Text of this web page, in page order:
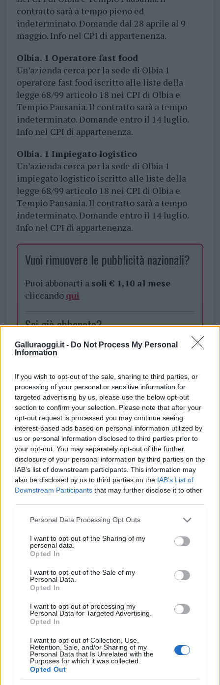
Galluraoggi.it - Do Not Process My Personal
Information
If you wish to opt-out of the sale, sharing to third parties, or
processing of your personal or sensitive information for
targeted advertising by us, please use the below opt-out
section to confirm your selection. Please note that after your
opt-out request is processed you may continue seeing
interest-based ads based on personal information utilized by
us or personal information disclosed to third parties prior to
your opt-out. You may separately opt-out of the further
disclosure of your personal information by third parties on the
IAB’s list of downstream participants. This information may
also be disclosed by us to third parties on the IAB’s List of
Downstream Participants that may further disclose it to other
Please note that this website/app uses one or more Google
not limited to your visit or usage behaviour. You may click to
grant or deny consent to Google and its third-party tags to
use your data for below specified purposes in below Google
consent section.
Personal Data Processing Opt Outs
I want to opt-out of the Sharing of my
personal data.
Opted In
I want to opt-out of the Sale of my
Personal Data.
Opted In
I want to opt-out of processing my
Personal Data for Targeted Advertising.
Opted In
I want to opt-out of Collection, Use,
Retention, Sale, and/or Sharing of my
Personal Data that Is Unrelated with the
Purposes for which it was collected.
Opted Out
contratto sarà a tempo pieno ed
indeterminato. Domande dal 28 aprile al 9
maggio. Info nel CPI di appartenenza.
Olbia. 1 Operatore fast food
Un’azienda cerca per la sede di Olbia 1
operatore fast food iscritto alle liste della
legge 68/99 articolo 18 nei CPI di Olbia e
Tempio Pausania. Il contratto sarà a tempo
indeterminato. Domande entro il 14 luglio.
Info nel CPI di appartenenza.
Olbia. 1 Impiegato logistico
Un’azienda cerca per la sede di Olbia 1
impiegato logistico iscritto alle liste della
legge 68/99 articolo 18 nei CPI di Olbia e
Tempio Pausania. Il contratto sarà a tempo
indeterminato. Domande entro il 14 luglio.
Info nel CPI di appartenenza.
Vuoi rimuovere le pubblicità nazionali?
Puoi abbonarti a soli € 1,10 al mese
cliccando qui
Sei già abbonato?
Puoi effettuare l'accesso andando nella
cliccandoqui
TEMI: Cerco Lavoro
Cerco Lavoro Olbia
Lavoro Olbia
Notizie Olbia
Notizie Sardegna
Offerte Lavoro
Offerte Lavoro Olbia
Offerte Lavoro Sardegna
Condividi l'articolo
F
a
ce
b
o
o
k
T
w
it
te
r
Pi
n
te
re
W
h
at
s
p
S
h
a
re
Articolo precedente
Prossimo articolo
NOTIZIE RECENTI
Controlli all’aeroporto di Olbia, sequestrati
caviale e sabbia rubata
Migliori cliniche di estetica medicale avanzata
in Europa: classifica dei 5 centri di riferimento
pe…